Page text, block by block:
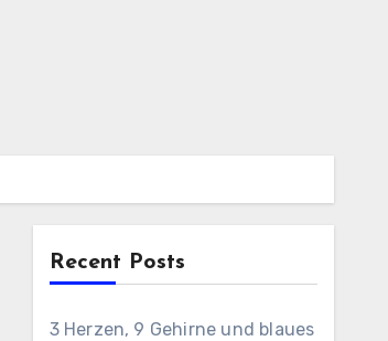
Recent Posts
3 Herzen, 9 Gehirne und blaues